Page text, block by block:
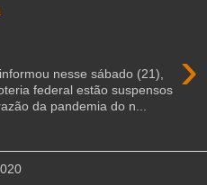
›
nesse sábado (21),
federal estão suspensos
da pandemia do n...